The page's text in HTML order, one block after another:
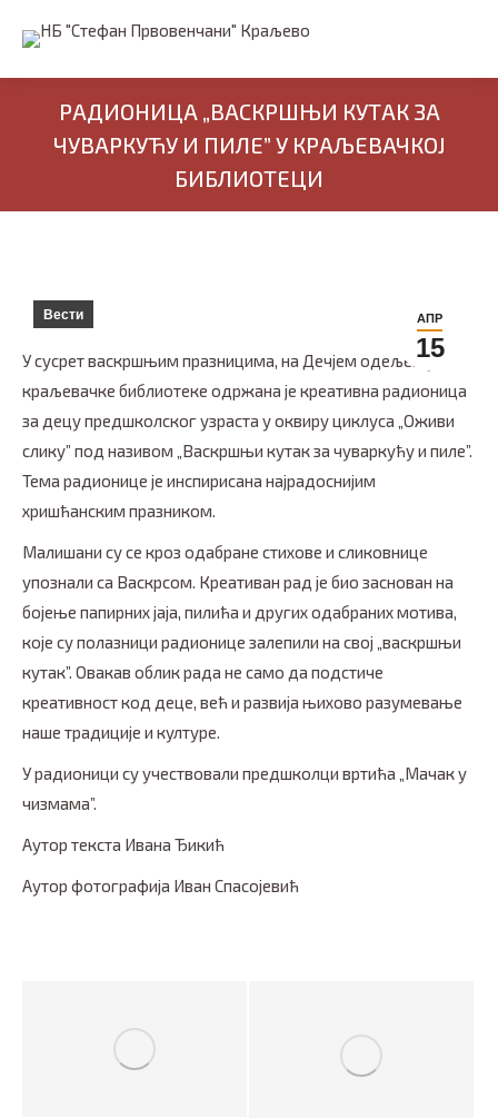
РАДИОНИЦА „ВАСКРШЊИ КУТАК ЗА
ЧУВАРКУЋУ И ПИЛЕ” У КРАЉЕВАЧКОЈ
БИБЛИОТЕЦИ
АПР
15
Вести
У сусрет васкршњим празницима, на Дечјем одељењу
краљевачке библиотеке одржана је креативна радионица
за децу предшколског узраста у оквиру циклуса „Оживи
слику” под називом „Васкршњи кутак за чуваркућу и пиле”.
Тема радионице је инспирисана најрадоснијим
хришћанским празником.
Малишани су се кроз одабране стихове и сликовнице
упознали са Васкрсом. Креативан рад је био заснован на
бојење папирних јаја, пилића и других одабраних мотива,
које су полазници радионице залепили на свој „васкршњи
кутак”. Овакав облик рада не само да подстиче
креативност код деце, већ и развија њихово разумевање
наше традиције и културе.
У радионици су учествовали предшколци вртића „Мачак у
чизмама”.
Аутор текста Ивана Ђикић
Аутор фотографија Иван Спасојевић